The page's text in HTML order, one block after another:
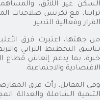
السكن غير اللائق،
ترابيا، مع تكريس صلاحيات
القرار وفعالية التدبير
من جهتها، اعتبرت فرق
تناسق التخطيط الترابي
خبرة، بما يدعم إنعاش قطاع
الاقتصادية والاجتماعية.
وفي المقابل، رأت فرق
التنمية الشاملة والعدالة